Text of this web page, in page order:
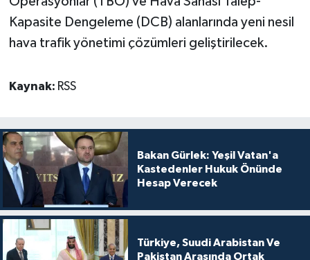
Kapasite Dengeleme (DCB) alanlarında yeni nesil
hava trafik yönetimi çözümleri geliştirilecek.
Kaynak: RSS
Bakan Gürlek: Yeşil Vatan'a
Kastedenler Hukuk Önünde
Hesap Verecek
Türkiye, Suudi Arabistan Ve
Pakistan Arasında Ortak